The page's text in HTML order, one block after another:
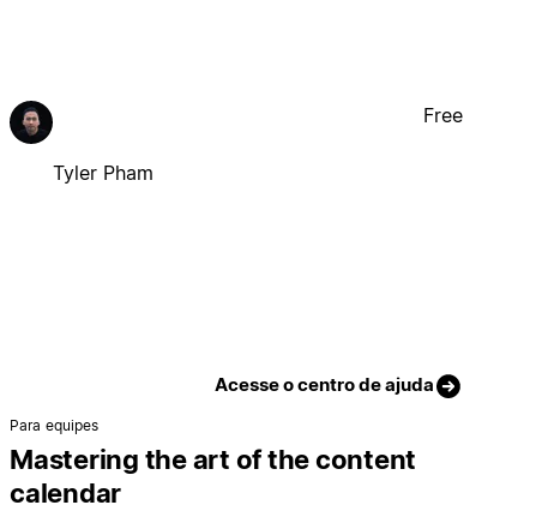
Tyler Pham
Free
Acesse o centro de ajuda
Para equipes
Mastering the art of the content
calendar